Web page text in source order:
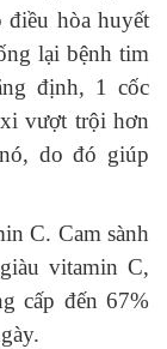
hòa huyết
lại bệnh tim
định, 1 cốc
vượt trội hơn
do đó giúp
C. Cam sành
vitamin C,
cấp đến 67%